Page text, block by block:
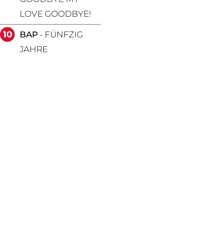
LOVE GOODBYE!
10 BAP - FÜNFZIG
JAHRE